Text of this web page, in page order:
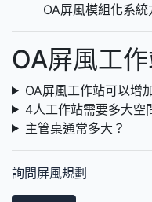
OA屏風模組化系統
OA屏風工
OA屏風工作站可以增
4人工作站需要多大空
主管桌通常多大？
詢問屏風規劃